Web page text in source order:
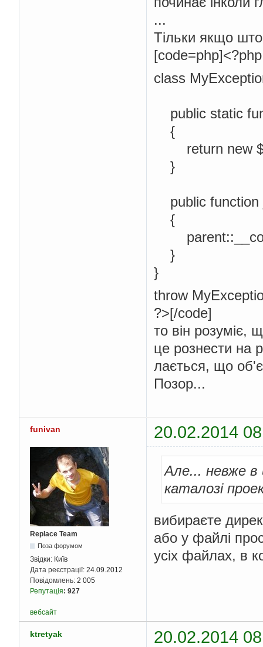
...
Тільки якщо
[code=php]<?php
class
public static
{
return new
}
public function
{
}
}
throw
?>[/code]
то він розуміє,
це рознести на
лається, що
Позор...
funivan 20.02.2014
Replace Team
Поза форумом
Звідки: Київ
Дата реєстрації: 24.09.2012
Повідомлень: 2 005
Репутація: 927
Але... невже
каталозі
вибираєте
або у файлі
усіх файлах, в
вебсайт
ktretyak 20.02.2014